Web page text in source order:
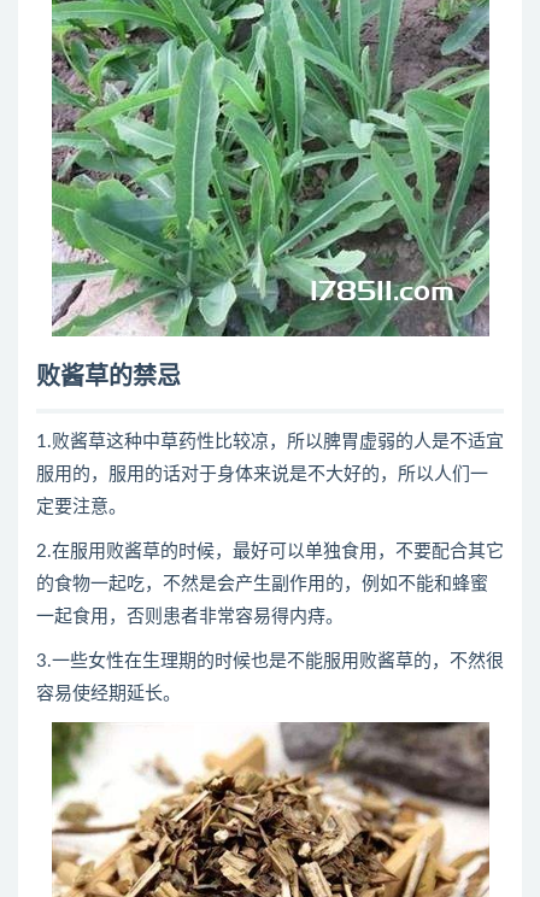
败酱草的禁忌
1.败酱草这种中草药性比较凉，所以脾胃虚弱的人是不适宜
服用的，服用的话对于身体来说是不大好的，所以人们一
定要注意。
2.在服用败酱草的时候，最好可以单独食用，不要配合其它
的食物一起吃，不然是会产生副作用的，例如不能和蜂蜜
一起食用，否则患者非常容易得内痔。
3.一些女性在生理期的时候也是不能服用败酱草的，不然很
容易使经期延长。